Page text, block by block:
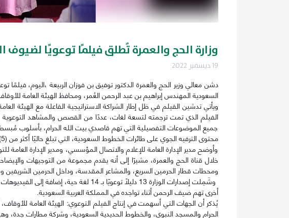
وزارة الحج والعمرة تُطلق فيلمًا توعويًا
19 ديسمبر 2022
دشن معالي وزير الحج والعمرة الدكتور توفيق بن فوزان الربيعة ،اليوم،
السعودية المهندس إبراهيم بن عبد الرحمن العُمر، ومحافظ الهيئة العامة
ويأتي تدشين الفيلم في ظل إطار الشراكة الاستراتيجية الفاعلة مع الهيئة
جميع الموضوعات التفصيلية التي تهم قاصدي بيت الله الحرام، بأسلوب
محتوى الترفيه الجوي على طائرات الخطوط السعودية، التي تبلغ حاليًا أكثر من (5) آلاف ساعة ترفيهية.
وأوضح مدير الإدارة العامة للإعلام والاتصال المؤسسي، ومدير الإدارة
خلال قناة الحج والعمرة، مشيرًا إلى أنه يقدم مجموعة من التوجيهات
ومحطات قطار الحرمين السريع، والمشاعر المقدسة، وداخل الحرمين الشريفين
أخرى تهم ضيف الرحمن أثناء تواجده في المملكة العربية السعودية.
يُذكر أن الجهات التي أسهمت في إنتاج الفيلم التوعوي: الهيئة العامة
الحرام والمسجد النبوي، والخطوط الحديدية السعودية، وشركة مطارات جدة،